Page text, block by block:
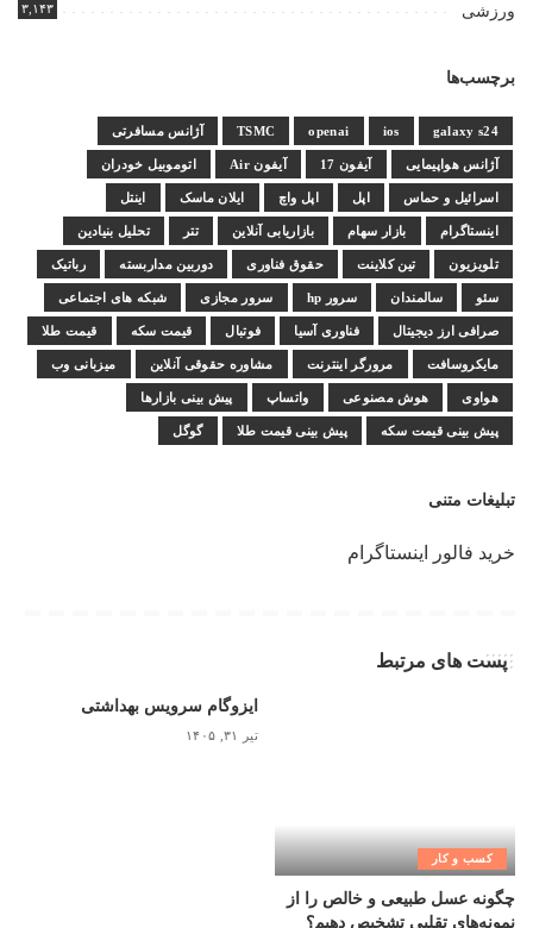
ورزشی ۳,۱۴۳
برچسب‌ها
galaxy s24
ios
openai
TSMC آژانس مسافرتی
آژانس هواپیمایی آیفون 17 آیفون Air اتوموبیل خودران
اسرائیل و حماس اپل اپل واچ ایلان ماسک اینتل
اینستاگرام بازار سهام بازاریابی آنلاین تتر تحلیل بنیادین
تلویزیون تین کلاینت حقوق فناوری دوربین مداربسته رباتیک
سئو سالمندان سرور hp سرور مجازی شبکه های اجتماعی
صرافی ارز دیجیتال فناوری آسیا فوتبال قیمت سکه قیمت طلا
مایکروسافت مرورگر اینترنت مشاوره حقوقی آنلاین میزبانی وب
هواوی هوش مصنوعی واتساپ پیش بینی بازارها
پیش بینی قیمت سکه پیش بینی قیمت طلا گوگل
تبلیغات متنی
خرید فالور اینستاگرام
پست های مرتبط
کسب و کار
چگونه عسل طبیعی و خالص را از
نمونه‌های تقلبی تشخیص دهیم؟
ایزوگام سرویس بهداشتی
تیر ۳۱, ۱۴۰۵